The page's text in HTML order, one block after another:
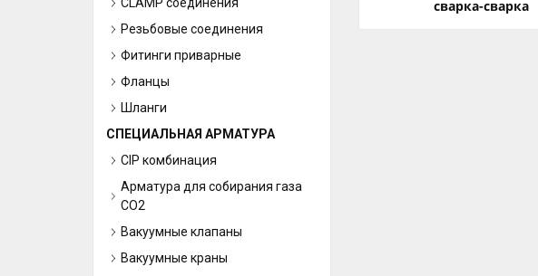
Резьбовые соединения
Фитинги приварные
Фланцы
Шланги
СПЕЦИАЛЬНАЯ АРМАТУРА
CIP комбинация
Арматура для собирания газа
СО2
Вакуумные клапаны
Вакуумные краны
сварка-сварка